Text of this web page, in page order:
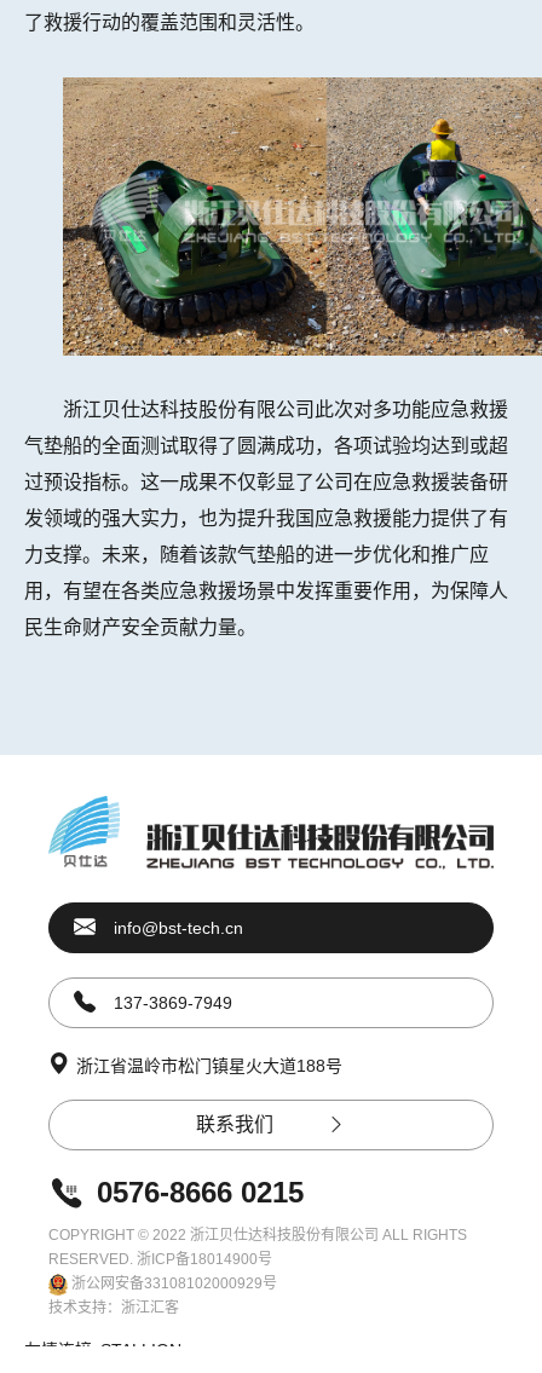
了救援行动的覆盖范围和灵活性。
浙江贝仕达科技股份有限公司此次对多功能应急救援
气垫船的全面测试取得了圆满成功，各项试验均达到或超
过预设指标。这一成果不仅彰显了公司在应急救援装备研
发领域的强大实力，也为提升我国应急救援能力提供了有
力支撑。未来，随着该款气垫船的进一步优化和推广应
用，有望在各类应急救援场景中发挥重要作用，为保障人
民生命财产安全贡献力量。
info@bst-tech.cn
137-3869-7949
浙江省温岭市松门镇星火大道188号
联系我们
0576-8666 0215
COPYRIGHT © 2022 浙江贝仕达科技股份有限公司 ALL RIGHTS
RESERVED. 浙ICP备18014900号
浙公网安备33108102000929号
技术支持： 浙江汇客
友情连接: STALLION